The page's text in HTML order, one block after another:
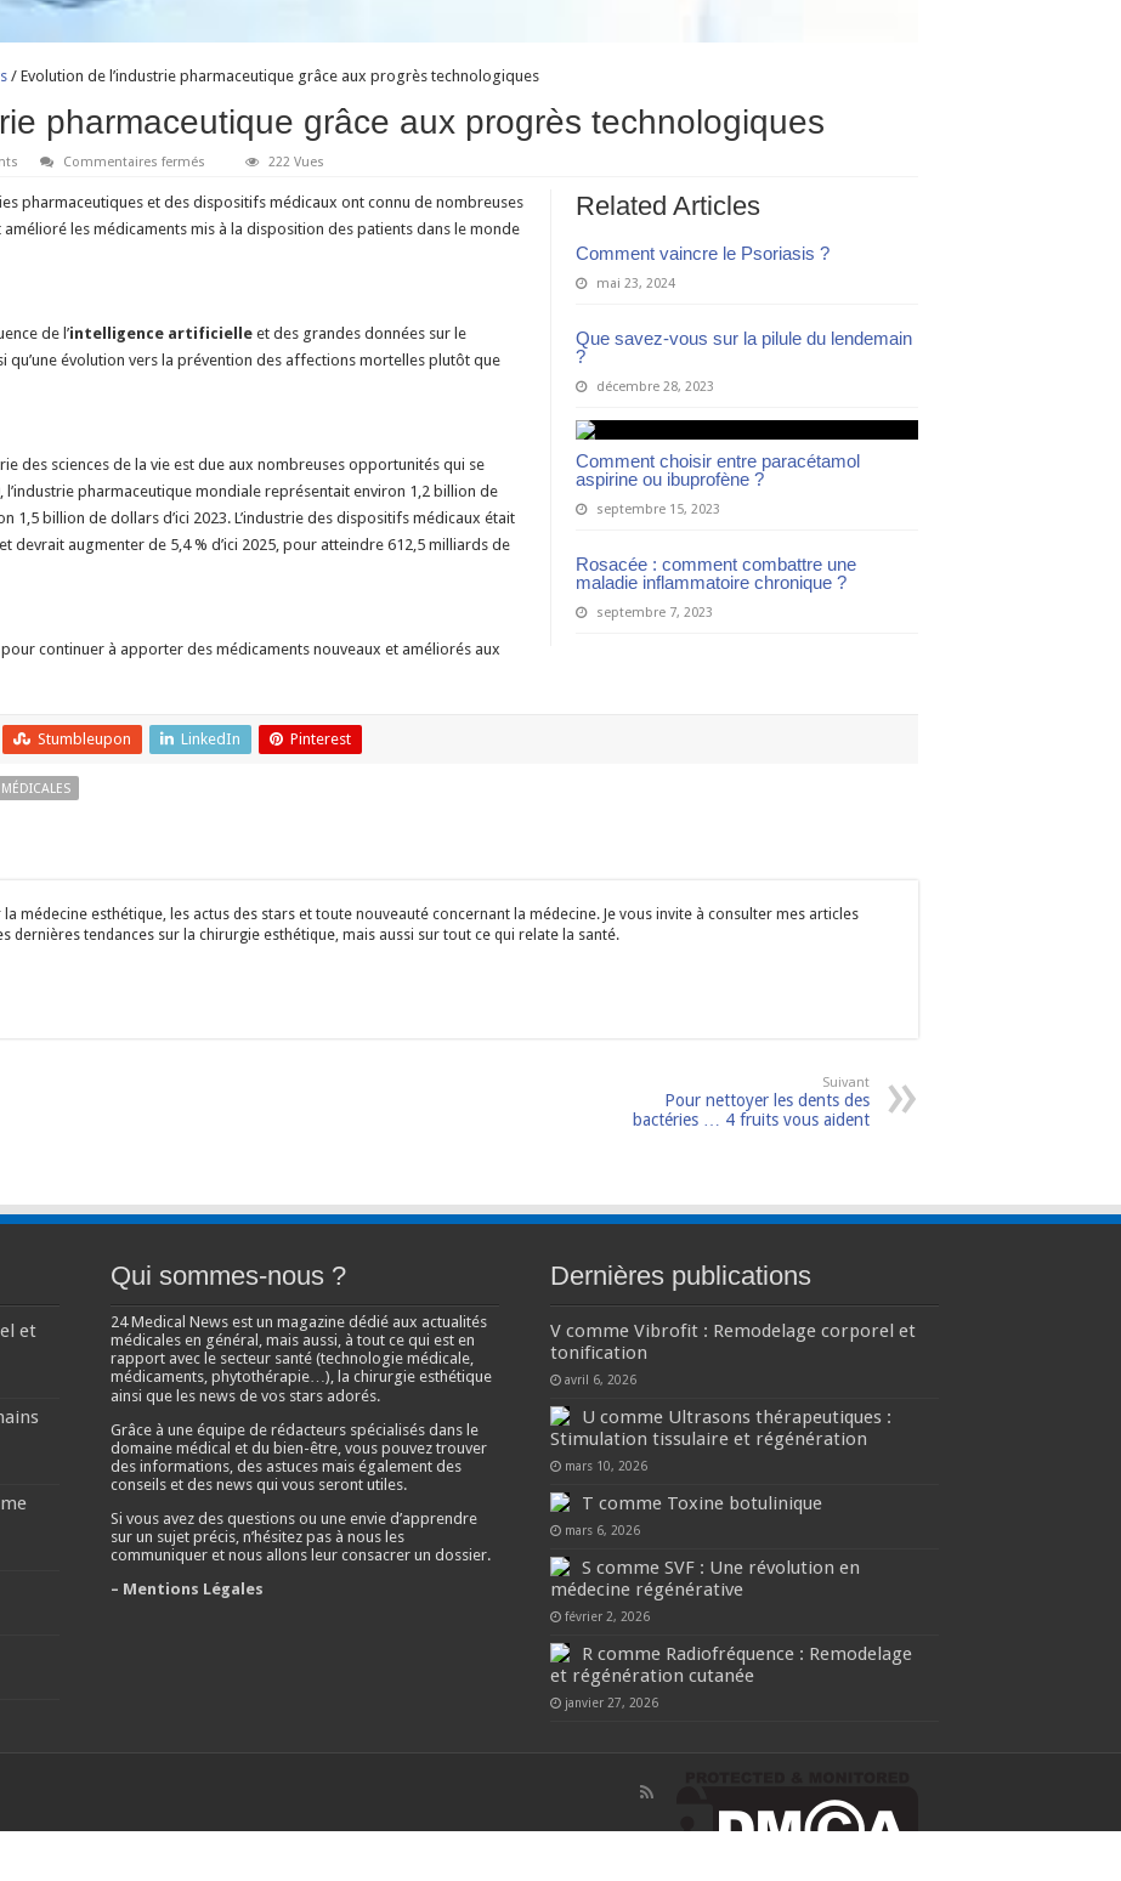
/ Evolution de l’industrie pharmaceutique grâce aux progrès technologiques
pharmaceutique grâce aux progrès technologiques
Commentaires fermés
de
l’industrie
pharmaceutique
222 Vues
Related Articles
Comment vaincre le Psoriasis ?
mai 23, 2024
Que savez-vous sur la pilule du lendemain
?
décembre 28, 2023
Comment choisir entre paracétamol
aspirine ou ibuprofène ?
septembre 15, 2023
Rosacée : comment combattre une
maladie inflammatoire chronique ?
septembre 7, 2023
pharmaceutiques et des dispositifs médicaux ont connu de nombreuses
les médicaments mis à la disposition des patients dans le monde
de l’intelligence artificielle et des grandes données sur le
qu’une évolution vers la prévention des affections mortelles plutôt que
des sciences de la vie est due aux nombreuses opportunités qui se
l’industrie pharmaceutique mondiale représentait environ 1,2 billion de
1,5 billion de dollars d’ici 2023. L’industrie des dispositifs médicaux était
devrait augmenter de 5,4 % d’ici 2025, pour atteindre 612,5 milliards de
continuer à apporter des médicaments nouveaux et améliorés aux
Stumbleupon LinkedIn Pinterest
la médecine esthétique, les actus des stars et toute nouveauté concernant la médecine. Je vous invite à consulter mes articles
dernières tendances sur la chirurgie esthétique, mais aussi sur tout ce qui relate la santé.
Suivant
Pour nettoyer les dents des
bactéries … 4 fruits vous aident
et
Qui sommes-nous ?
24 Medical News est un magazine dédié aux actualités
médicales en général, mais aussi, à tout ce qui est en
rapport avec le secteur santé (technologie médicale,
médicaments, phytothérapie…), la chirurgie esthétique
ainsi que les news de vos stars adorés.
Grâce à une équipe de rédacteurs spécialisés dans le
domaine médical et du bien-être, vous pouvez trouver
des informations, des astuces mais également des
conseils et des news qui vous seront utiles.
Si vous avez des questions ou une envie d’apprendre
sur un sujet précis, n’hésitez pas à nous les
communiquer et nous allons leur consacrer un dossier.
– Mentions Légales
Dernières publications
V comme Vibrofit : Remodelage corporel et
tonification
avril 6, 2026
U comme Ultrasons thérapeutiques :
Stimulation tissulaire et régénération
mars 10, 2026
T comme Toxine botulinique
mars 6, 2026
S comme SVF : Une révolution en
médecine régénérative
février 2, 2026
R comme Radiofréquence : Remodelage
et régénération cutanée
janvier 27, 2026